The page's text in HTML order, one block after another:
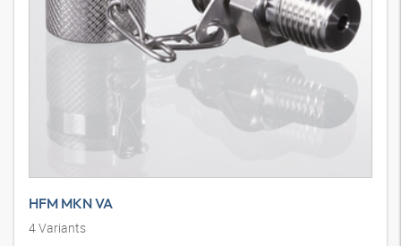
HFM MKN VA
4Variants